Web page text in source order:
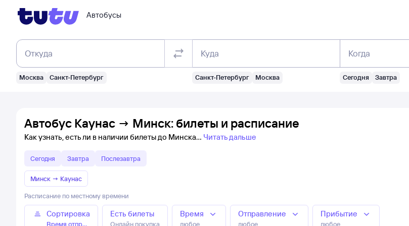
Автобусы
Откуда
Москва Санкт-Петербург
Куда
Санкт-Петербург Москва
Когда
Сегодня Завтра
Автобус Каунас → Минск: билеты и расписание
Как узнать, есть ли в наличии билеты до Минска Читать дальше
Сегодня Завтра Послезавтра
Минск → Каунас
Расписание по местному времени
Сортировка
Время отправления
Есть билеты
Онлайн покупка
Время
любое
Отправление
любое
Прибытие
любое